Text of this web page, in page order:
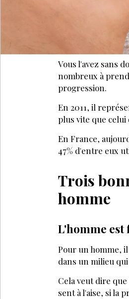
Vous l'avez sans
nombreux à
progression.
En 2011, il
plus vite que celui
En France,
47% d'entre eux
Trois
homme
L'homme est
Pour un homme,
dans un milieu
Cela veut dire